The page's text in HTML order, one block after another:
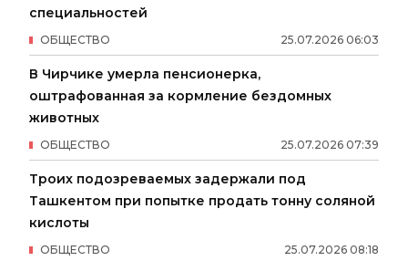
специальностей
25.07.2026 06:03
ОБЩЕСТВО
В Чирчике умерла пенсионерка,
оштрафованная за кормление бездомных
животных
25.07.2026 07:39
ОБЩЕСТВО
Троих подозреваемых задержали под
Ташкентом при попытке продать тонну соляной
кислоты
25.07.2026 08:18
ОБЩЕСТВО